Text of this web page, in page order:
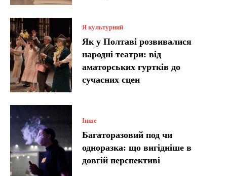
Я культурний
Як у Полтаві розвивалися
народні театри: від
аматорських гуртків до
сучасних сцен
Інше
Багаторазовий под чи
одноразка: що вигідніше в
довгій перспективі